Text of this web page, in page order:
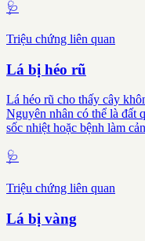
🩺
Triệu chứng liên quan
Lá bị héo rũ
Lá héo rũ cho thấy cây
Nguyên nhân có thể là đất
sốc nhiệt hoặc bệnh làm
🩺
Triệu chứng liên quan
Lá bị vàng